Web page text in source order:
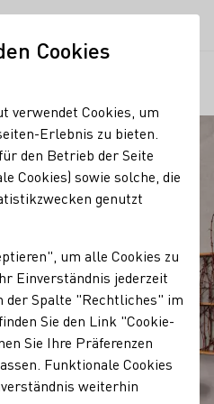
Cookies
verwendet Cookies, um
Erlebnis zu bieten.
den Betrieb der Seite
Cookies) sowie solche, die
genutzt
um alle Cookies zu
Einverständnis jederzeit
der Spalte "Rechtliches" im
Sie den Link "Cookie-
Sie Ihre Präferenzen
Funktionale Cookies
weiterhin